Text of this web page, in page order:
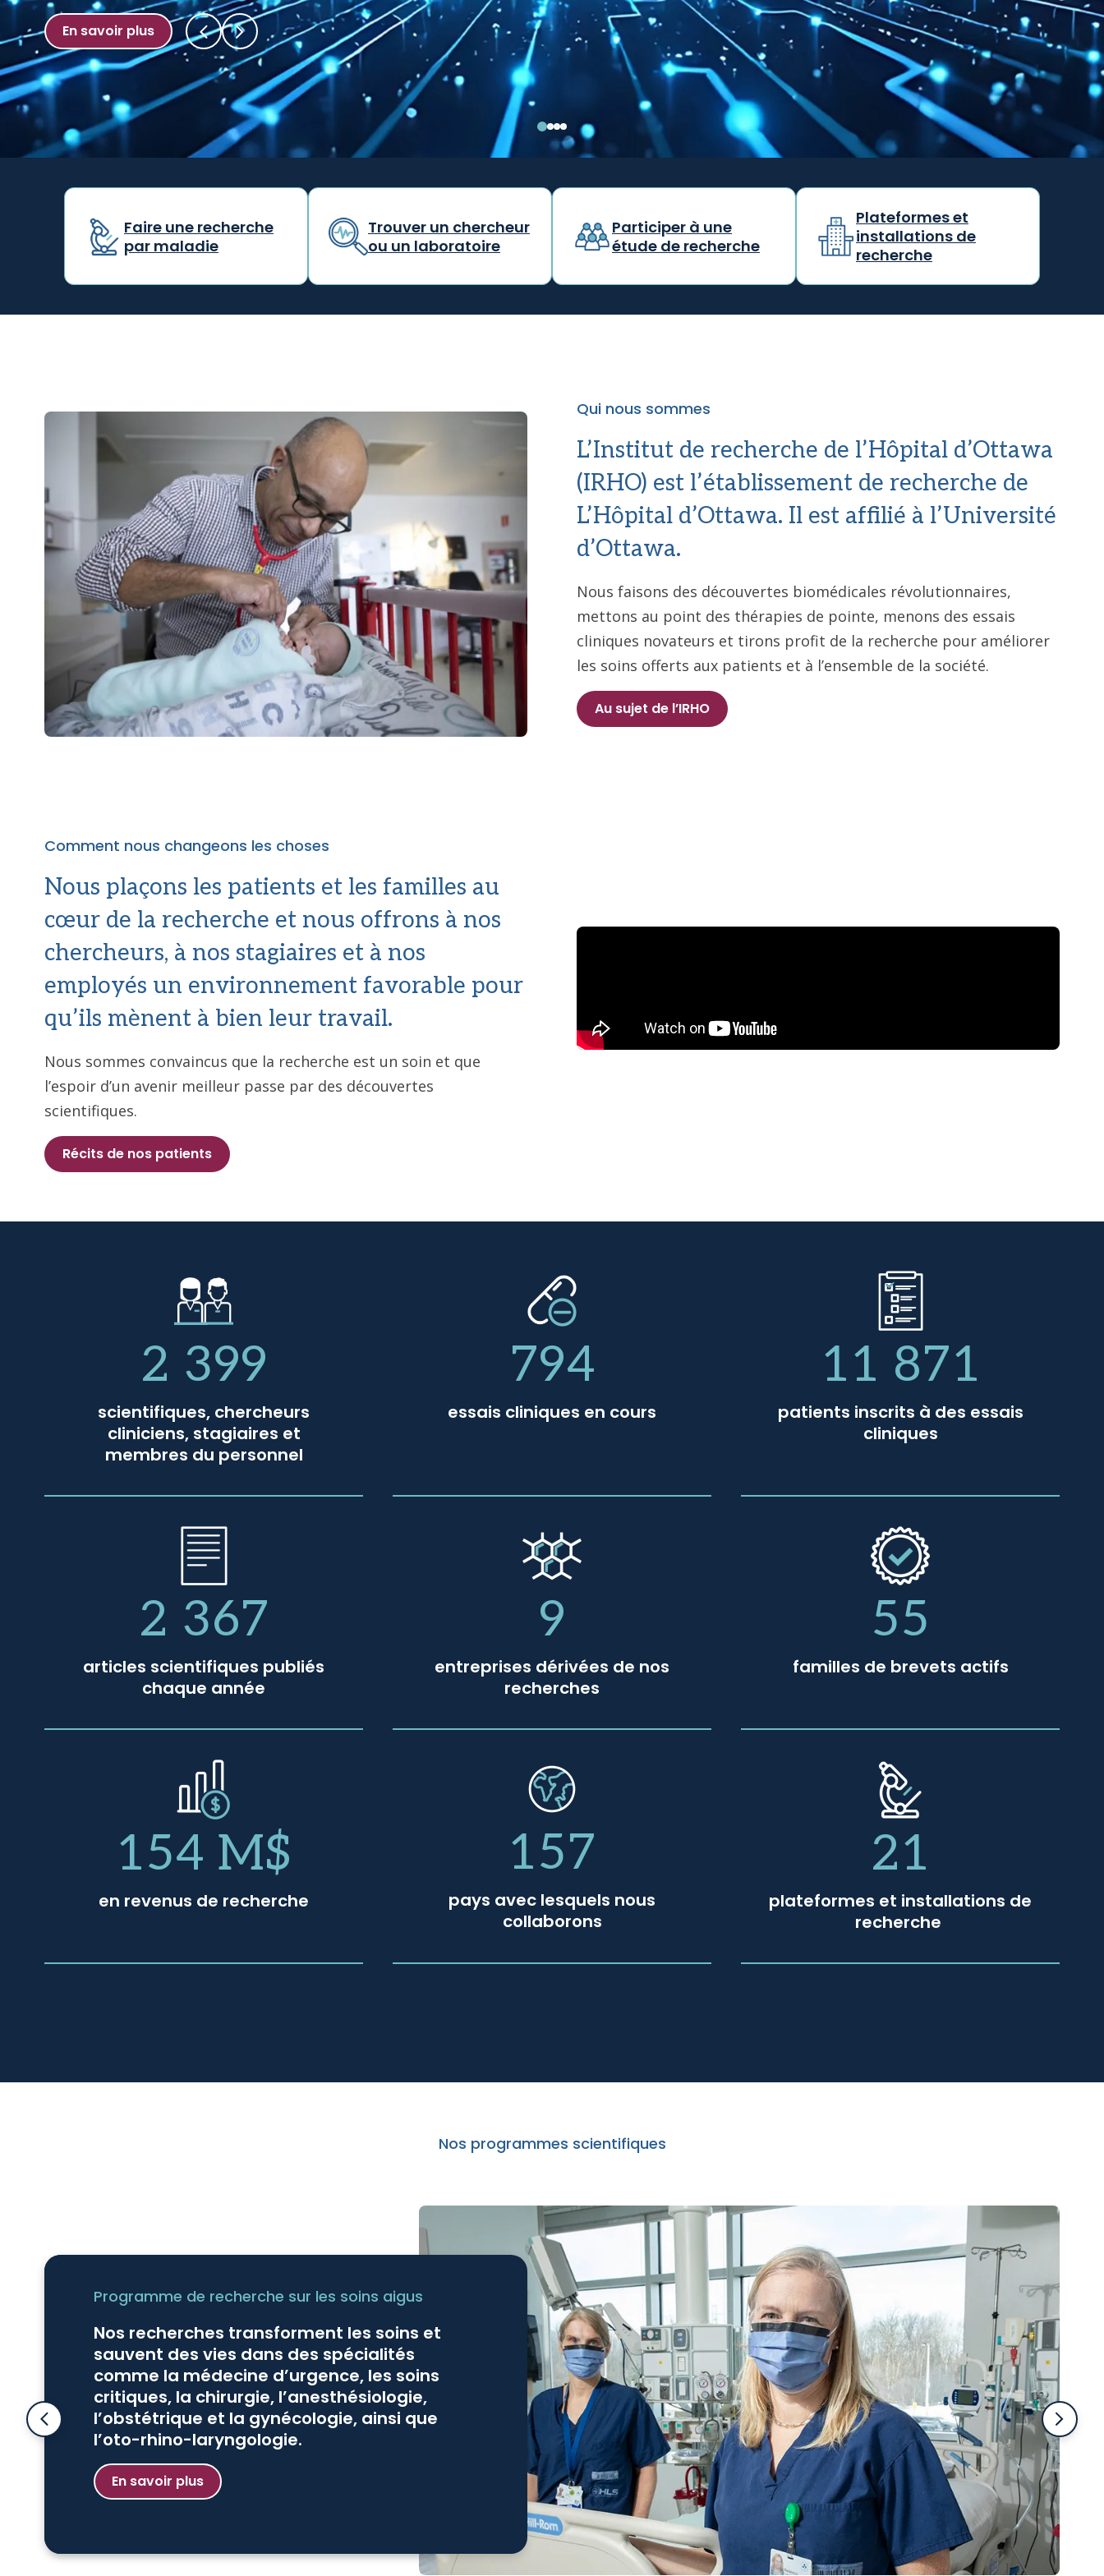
En savoir plus
En savoir plus
Faire une recherche
par maladie
Trouver un chercheur
ou un laboratoire
Participer à une
étude de recherche
Plateformes et
installations de
recherche
Qui nous sommes
L’Institut de recherche de l’Hôpital d’Ottawa
(IRHO) est l’établissement de recherche de
L’Hôpital d’Ottawa. Il est affilié à l’Université
d’Ottawa.
Nous faisons des découvertes biomédicales révolutionnaires,
mettons au point des thérapies de pointe, menons des essais
cliniques novateurs et tirons profit de la recherche pour améliorer
les soins offerts aux patients et à l’ensemble de la société.
Au sujet de l’IRHO
Comment nous changeons les choses
Nous plaçons les patients et les familles au
cœur de la recherche et nous offrons à nos
chercheurs, à nos stagiaires et à nos
employés un environnement favorable pour
qu’ils mènent à bien leur travail.
Nous sommes convaincus que la recherche est un soin et que
l’espoir d’un avenir meilleur passe par des découvertes
scientifiques.
Récits de nos patients
2 399
scientifiques, chercheurs
cliniciens, stagiaires et
membres du personnel
794
essais cliniques en cours
11 871
patients inscrits à des essais
cliniques
2 367
articles scientifiques publiés
chaque année
9
entreprises dérivées de nos
recherches
55
familles de brevets actifs
154 M$
en revenus de recherche
157
pays avec lesquels nous
collaborons
21
plateformes et installations de
recherche
Nos programmes scientifiques
Programme de recherche sur les soins aigus
Nos recherches transforment les soins et
sauvent des vies dans des spécialités
comme la médecine d’urgence, les soins
critiques, la chirurgie, l’anesthésiologie,
l’obstétrique et la gynécologie, ainsi que
l’oto-rhino-laryngologie.
En savoir plus En savoir plus
En savoir plus
En savoir plus
En savoir plus